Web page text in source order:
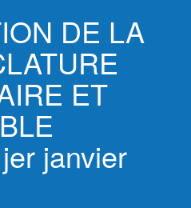
DE LA
ET
janvier